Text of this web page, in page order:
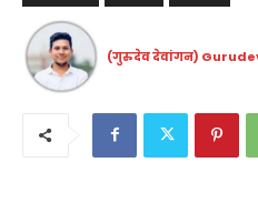
(गुरुदेव देवांगन)